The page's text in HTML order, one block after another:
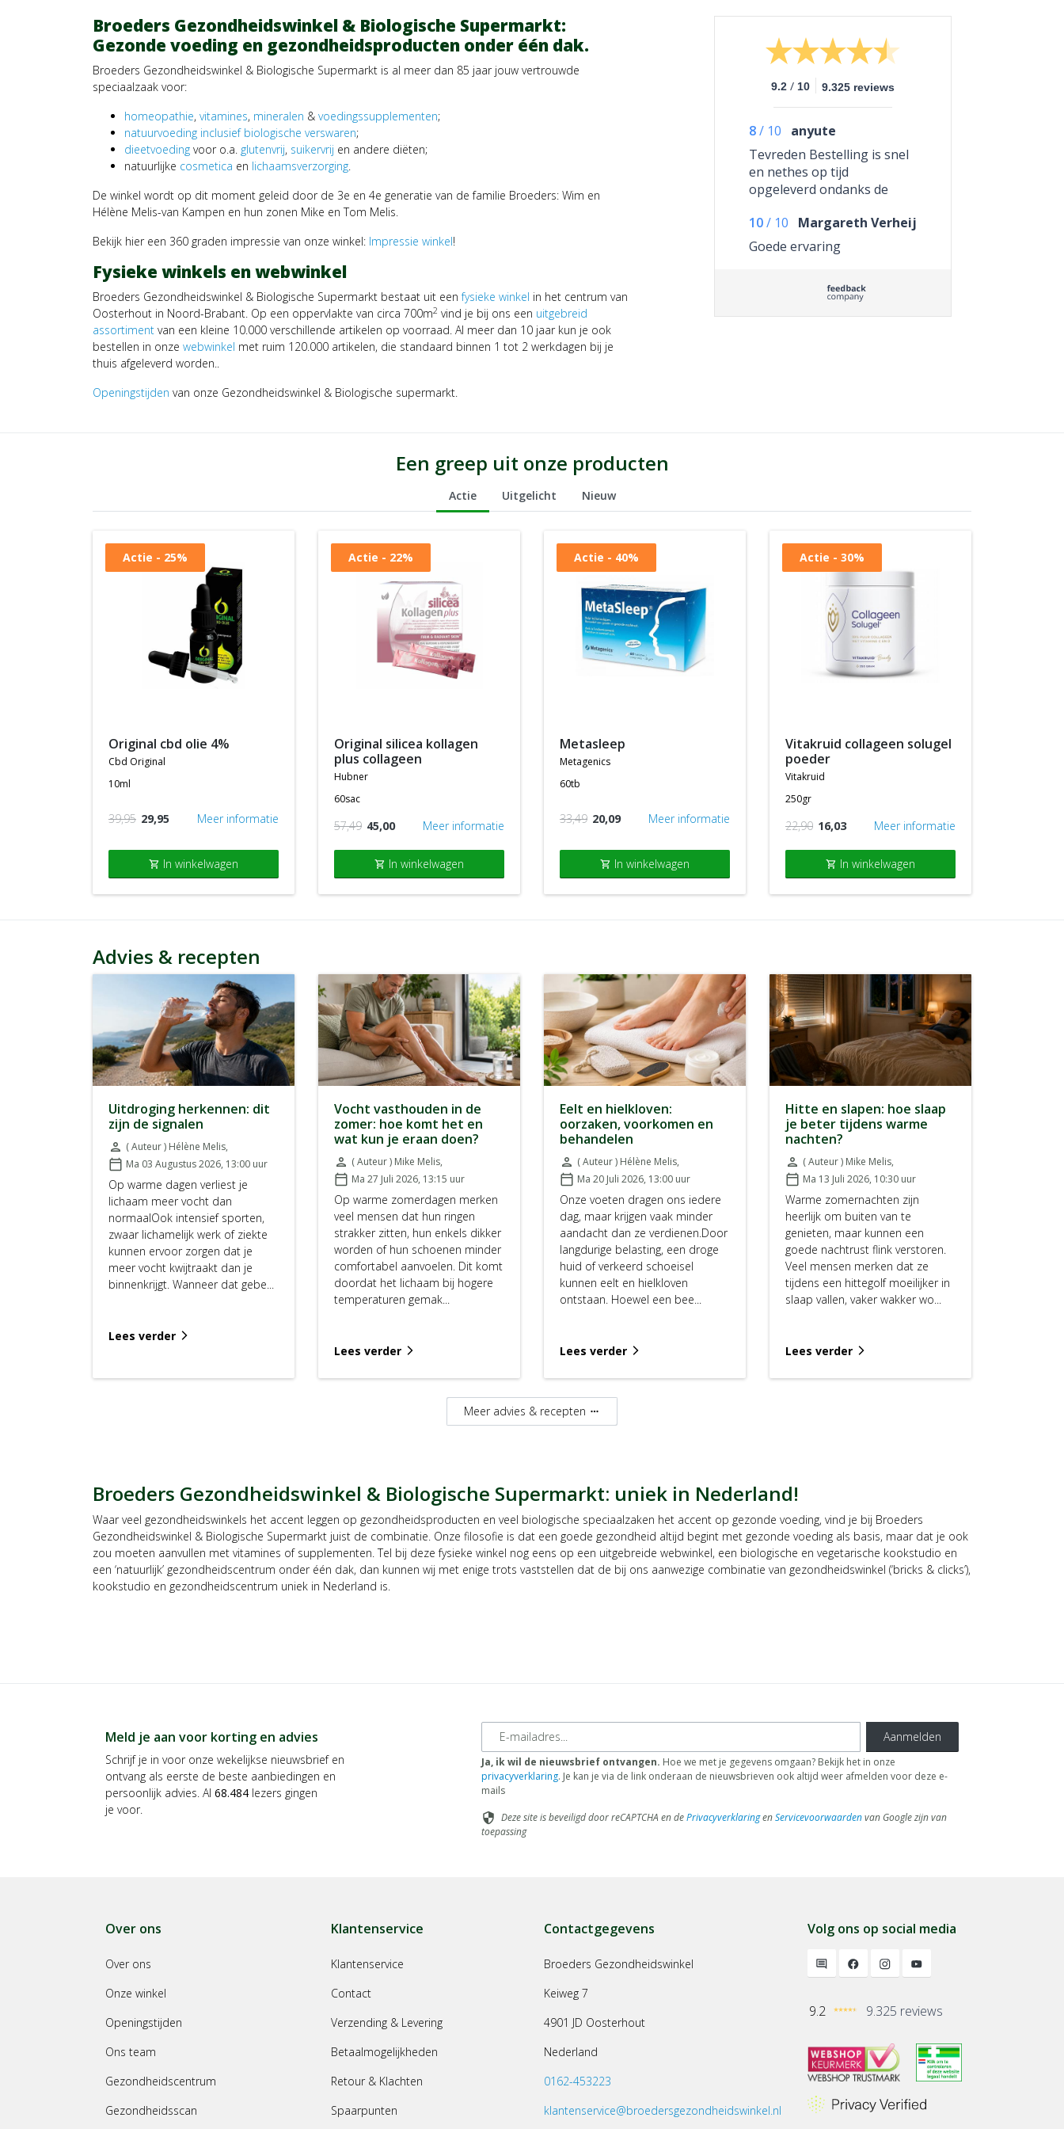
Broeders Gezondheidswinkel & Biologische Supermarkt:
Gezonde voeding en gezondheidsproducten onder één dak.
Broeders Gezondheidswinkel & Biologische Supermarkt is al meer dan 85 jaar jouw vertrouwde
speciaalzaak voor:
homeopathie, vitamines, mineralen & voedingssupplementen;
natuurvoeding inclusief biologische verswaren;
dieetvoeding voor o.a. glutenvrij, suikervrij en andere diëten;
natuurlijke cosmetica en lichaamsverzorging.
De winkel wordt op dit moment geleid door de 3e en 4e generatie van de familie Broeders: Wim en
Hélène Melis-van Kampen en hun zonen Mike en Tom Melis.
Bekijk hier een 360 graden impressie van onze winkel: Impressie winkel!
Fysieke winkels en webwinkel
Broeders Gezondheidswinkel & Biologische Supermarkt bestaat uit eenfysieke winkel in het centrum van
Oosterhout in Noord-Brabant. Op een oppervlakte van circa 700m2 vind je bij ons een uitgebreid
assortiment van een kleine 10.000 verschillende artikelen op voorraad. Al meer dan 10 jaar kun je ook
bestellen in onze webwinkel met ruim 120.000 artikelen, die standaard binnen 1 tot 2 werkdagen bij je
thuis afgeleverd worden..
Openingstijden van onze Gezondheidswinkel & Biologische supermarkt.
9.2 / 10 9.325 reviews
8/ 10
anyute
Tevreden Bestelling is snel
en nethes op tijd
opgeleverd ondanks de
Alles was netjes verpakt.
Tevreden.
10/ 10
Margareth Verheij
Goede ervaring
Een greep uit onze producten
Actie Uitgelicht Nieuw
Actie - 25%
original cbd olie 4%
cbd original
10ml
39,95 29,95 Meer informatie
shopping_cart In winkelwagen
Actie - 22%
original silicea kollagen
plus collageen
hubner
60sac
57,49 45,00 Meer informatie
shopping_cart In winkelwagen
Actie - 40%
metasleep
metagenics
60tb
33,49 20,09 Meer informatie
shopping_cart In winkelwagen
Actie - 30%
vitakruid collageen solugel
poeder
vitakruid
250gr
22,90 16,03 Meer informatie
shopping_cart In winkelwagen
Advies & recepten
Uitdroging herkennen: dit
zijn de signalen
person
Door:( Auteur ) Hélène Melis,
calendar_today
Geplaatst op:
Ma 03 Augustus 2026, 13:00 uur
Op warme dagen verliest je
lichaam meer vocht dan
normaalOok intensief sporten,
zwaar lichamelijk werk of ziekte
kunnen ervoor zorgen dat je
meer vocht kwijtraakt dan je
binnenkrijgt. Wanneer dat gebe...
Lees verder arrow_forward_ios
Vocht vasthouden in de
zomer: hoe komt het en
wat kun je eraan doen?
person
Door:( Auteur ) Mike Melis,
calendar_today
Geplaatst op:
Ma 27 Juli 2026, 13:15 uur
Op warme zomerdagen merken
veel mensen dat hun ringen
strakker zitten, hun enkels dikker
worden of hun schoenen minder
comfortabel aanvoelen. Dit komt
doordat het lichaam bij hogere
temperaturen gemak...
Lees verder arrow_forward_ios
Eelt en hielkloven:
oorzaken, voorkomen en
behandelen
person
Door:( Auteur ) Hélène Melis,
calendar_today
Geplaatst op:
Ma 20 Juli 2026, 13:00 uur
Onze voeten dragen ons iedere
dag, maar krijgen vaak minder
aandacht dan ze verdienen.Door
langdurige belasting, een droge
huid of verkeerd schoeisel
kunnen eelt en hielkloven
ontstaan. Hoewel een bee...
Lees verder arrow_forward_ios
Hitte en slapen: hoe slaap
je beter tijdens warme
nachten?
person
Door:( Auteur ) Mike Melis,
calendar_today
Geplaatst op:
Ma 13 Juli 2026, 10:30 uur
Warme zomernachten zijn
heerlijk om buiten van te
genieten, maar kunnen een
goede nachtrust flink verstoren.
Veel mensen merken dat ze
tijdens een hittegolf moeilijker in
slaap vallen, vaker wakker wo...
Lees verder arrow_forward_ios
Meer advies & recepten more_horiz
Broeders Gezondheidswinkel & Biologische Supermarkt: uniek in Nederland!
Waar veel gezondheidswinkels het accent leggen op gezondheidsproducten en veel biologische speciaalzaken het accent op gezonde voeding, vind je bij Broeders
Gezondheidswinkel & Biologische Supermarkt juist de combinatie. Onze filosofie is dat een goede gezondheid altijd begint met gezonde voeding als basis, maar dat je ook
zou moeten aanvullen met vitamines of supplementen. Tel bij deze fysieke winkel nog eens op een uitgebreide webwinkel, een biologische en vegetarische kookstudio en
een ‘natuurlijk’ gezondheidscentrum onder één dak, dan kunnen wij met enige trots vaststellen dat de bij ons aanwezige combinatie van gezondheidswinkel (‘bricks & clicks’),
kookstudio en gezondheidscentrum uniek in Nederland is.
Meld je aan voor korting en advies
Schrijf je in voor onze wekelijkse nieuwsbrief en
ontvang als eerste de beste aanbiedingen en
persoonlijk advies. Al 68.484 lezers gingen
je voor.
E-mailadres Aanmelden
Ja, ik wil de nieuwsbrief ontvangen. Hoe we met je gegevens omgaan? Bekijk het in onze
privacyverklaring. Je kan je via de link onderaan de nieuwsbrieven ook altijd weer afmelden voor deze e-
mails
security Deze site is beveiligd door reCAPTCHA en dePrivacyverklaringenServicevoorwaardenvan Google zijn van
toepassing
Over ons
Over ons
Onze winkel
Openingstijden
Ons team
Gezondheidscentrum
Gezondheidsscan
Klantenservice
Klantenservice
Contact
Verzending & Levering
Betaalmogelijkheden
Retour & Klachten
Spaarpunten
Contactgegevens
Broeders Gezondheidswinkel
Keiweg 7
4901 JD Oosterhout
Nederland
0162-453223
klantenservice@broedersgezondheidswinkel.nl
Volg ons op social media
9.2 9.325 reviews